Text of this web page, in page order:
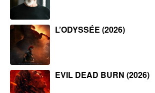
L’ODYSSÉE (2026)
EVIL DEAD BURN (2026)